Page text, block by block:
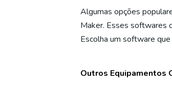
Algumas opções
Maker. Esses softwares
Escolha um software
Outros Equipamentos